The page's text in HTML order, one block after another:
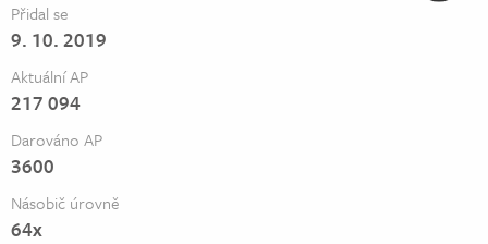
Přidal se
9. 10. 2019
Aktuální AP
217 094
Darováno AP
3600
Násobič úrovně
64x